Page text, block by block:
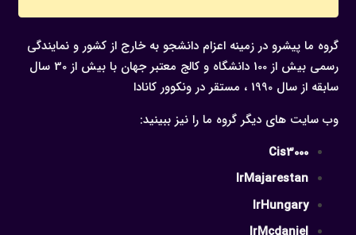
گروه ما پیشرو در زمینه اعزام دانشجو به خارج از کشور و نمایندگی
رسمی بیش از 100 دانشگاه و کالج معتبر جهان با بیش از 30 سال
سابقه از سال 1990 ، مستقر در ونکوور کانادا
وب سایت های دیگر گروه ما را نیز ببینید:
Cis3000
IrMajarestan
IrHungary